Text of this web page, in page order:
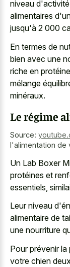
niveau
alimentaires
jusqu'à 2 000
En termes de
bien avec une
riche en
mélange
minéraux.
Le régime
Source:
l'alimentation de
Un Lab Boxer
protéines et
essentiels,
Leur niveau
alimentaire de
une nourriture
Pour prévenir
votre chien